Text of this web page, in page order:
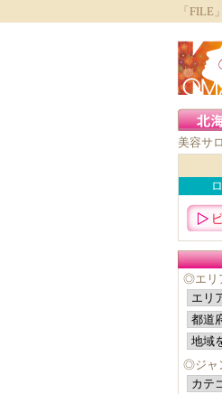
「FILE
美容サ
◎エリ
◎ジャ